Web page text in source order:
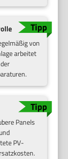
von
arbeitet
Panels
PV-